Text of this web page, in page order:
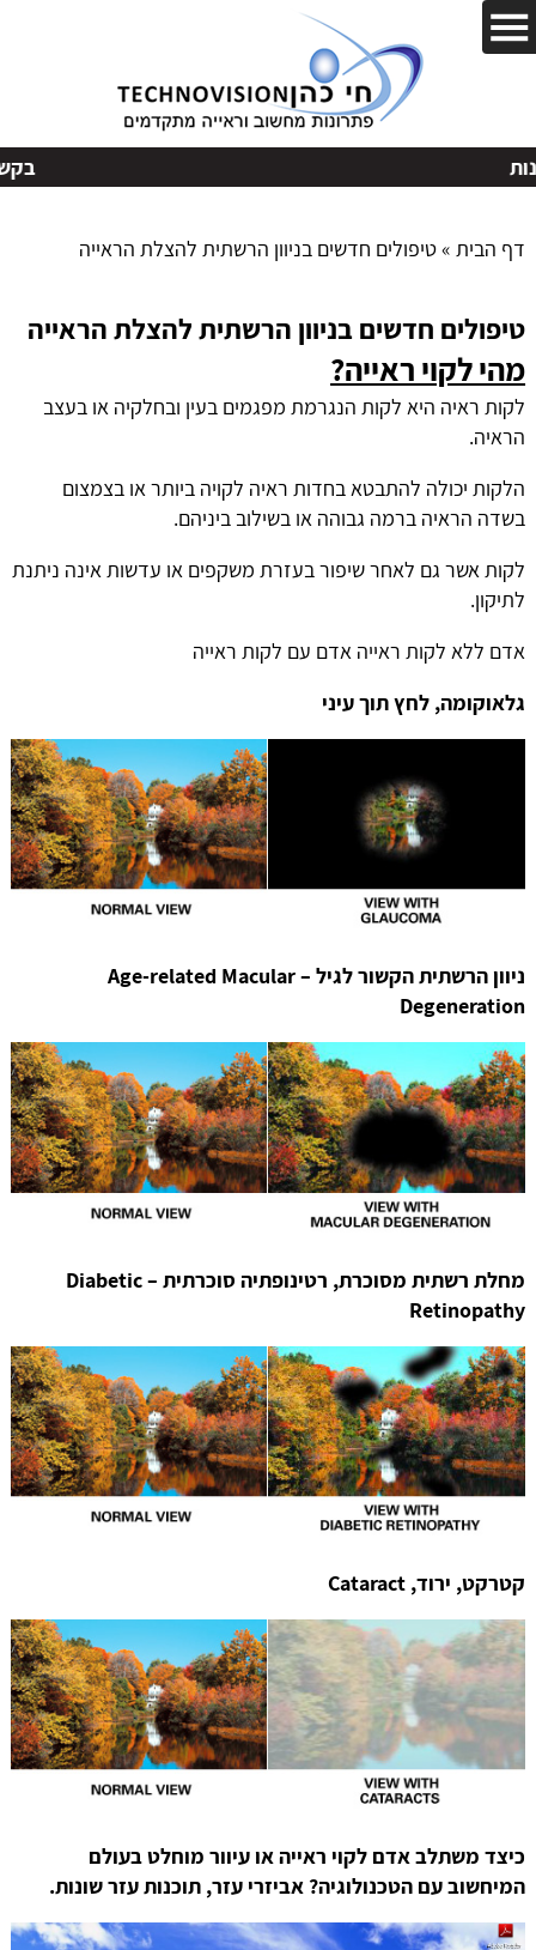
דף הבית»טיפולים חדשים בניוון הרשתית להצלת הראייה
טיפולים חדשים בניוון הרשתית להצלת הראייה
מהי לקוי ראייה?
לקות ראיה היא לקות הנגרמת מפגמים בעין ובחלקיה או בעצב
הראיה.
הלקות יכולה להתבטא בחדות ראיה לקויה ביותר או בצמצום
בשדה הראיה ברמה גבוהה או בשילוב ביניהם.
לקות אשר גם לאחר שיפור בעזרת משקפים או עדשות אינה ניתנת
לתיקון.
אדם ללא לקות ראייה אדם עם לקות ראייה
גלאוקומה, לחץ תוך עיני
ניוון הרשתית הקשור לגיל – Age-related Macular
Degeneration
מחלת רשתית מסוכרת, רטינופתיה סוכרתית – Diabetic
Retinopathy
קטרקט, ירוד, Cataract
כיצד משתלב אדם לקוי ראייה או עיוור מוחלט בעולם
המיחשוב עם הטכנולוגיה? אביזרי עזר, תוכנות עזר שונות.